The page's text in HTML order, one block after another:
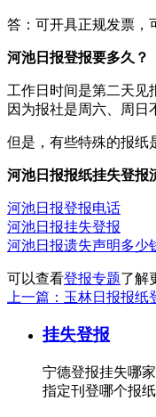
答：可开具正规发票，
河池日报登报要多久？
工作日时间是第二天见
因为报社是周六、周
但是，有些特殊的报纸
河池日报报纸挂失登报
河池日报登报电话
河池日报挂失登报
河池日报遗失声明多少
可以查看登报专题了解
上一篇：玉林日报报
挂失登报
宁德登报挂失哪
指定刊登哪个报